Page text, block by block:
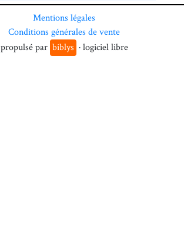
Mentions légales
Conditions générales de vente
propulsé par biblys · logiciel libre